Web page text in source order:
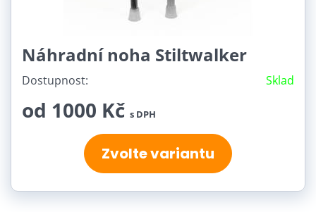
Náhradní noha Stiltwalker
Dostupnost: Sklad
od 1000 Kč s DPH
Zvolte variantu